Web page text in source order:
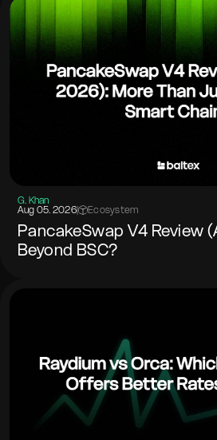
G. Khan
Aug 05. 2026| Ecosystem
PancakeSwap V4 Review
Beyond BSC?